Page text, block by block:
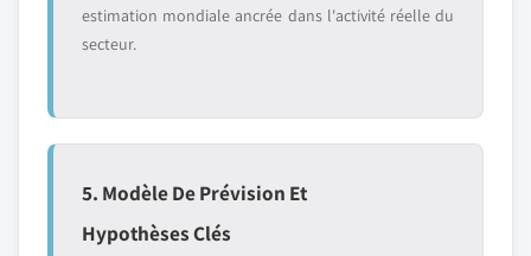
estimation mondiale ancrée dans l'activité réelle du
secteur.
5. Modèle De Prévision Et
Hypothèses Clés